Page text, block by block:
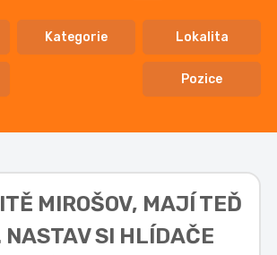
Kategorie Lokalita
Pozice
MIROŠOV, MAJÍ TEĎ
NASTAV SI HLÍDAČE